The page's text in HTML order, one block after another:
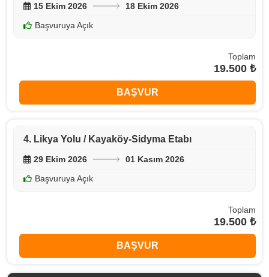
15 Ekim 2026
18 Ekim 2026
Başvuruya Açık
Toplam
19.500 ₺
BAŞVUR
4. Likya Yolu / Kayaköy-Sidyma Etabı
29 Ekim 2026
01 Kasım 2026
Başvuruya Açık
Toplam
19.500 ₺
BAŞVUR